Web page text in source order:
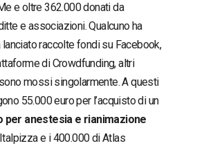
e oltre 362.000 donati da
e associazioni. Qualcuno ha
lanciato raccolte fondi su Facebook,
di Crowdfunding, altri
mossi singolarmente. A questi
55.000 euro per l’acquisto di un
per anestesia e rianimazione
e i 400.000 di Atlas